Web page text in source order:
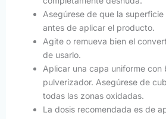
Asegúrese de que la
antes de aplicar el producto.
Agite o remueva bien el
de usarlo.
Aplicar una capa uniforme con
pulverizador. Asegúrese de
todas las zonas oxidadas.
La dosis recomendada es de